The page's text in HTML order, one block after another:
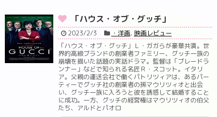
「ハウス・オブ・グッチ」
2023/2/3 ・洋画, 映画レビュー
「ハウス・オブ・グッチ」Ｌ・ガガらが豪華共演。世
界的高級ブランドの創業者ファミリー、グッチ一族の
崩壊を描いた話題の実話ドラマ。監督は「ブレードラ
ンナー」などで知られる名匠Ｒ・スコット。イタリ
ア。父親の運送会社で働くパトリツィアは、あるパー
ティーでグッチ社の創業者の孫マウリツィオと出会
い、グッチ一族に入ろうと彼を誘惑して結婚すること
に成功。一方、グッチの経営権はマウリツィオの伯父
たち、アルドとパオロ